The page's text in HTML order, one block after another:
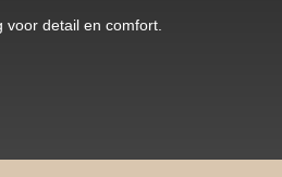
voor detail en comfort.